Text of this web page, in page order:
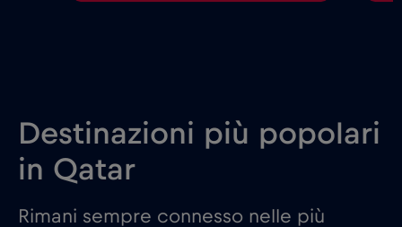
Destinazioni più popolari
in Qatar
Rimani sempre connesso nelle più